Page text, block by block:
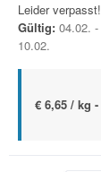
Leider verpasst!
Gültig: 04.02. -
10.02.
€ 6,65 / kg -